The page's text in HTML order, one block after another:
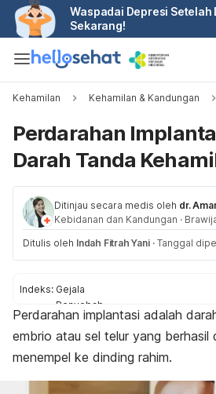
Waspadai Depresi Setelah
Sekarang!
Kehamilan Kehamilan & Kandungan
Perdarahan
Darah Tanda
Ditinjau secara medis oleh dr.
Kebidanan dan Kandungan ·
Ditulis oleh Indah Fitrah Yani · Tanggal
Indeks: Gejala
Penyebab
Risiko
Penanganan
Perdarahan implantasi adalah
embrio atau sel telur yang berhasil
menempel ke dinding rahim.